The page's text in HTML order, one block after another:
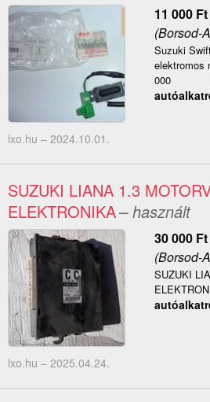
11 000 Ft
(Borsod-
Suzuki
elektromos
000
lxo.hu – 2024.10.01.
SUZUKI LIANA 1.3
ELEKTRONIKA– használt
30 000 Ft
(Borsod-
SUZUKI
lxo.hu – 2025.04.24.